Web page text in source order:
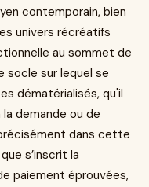
contemporain, bien
univers récréatifs
au sommet de
sur lequel se
dématérialisés, qu'il
demande ou de
dans cette
s’inscrit la
paiement éprouvées,